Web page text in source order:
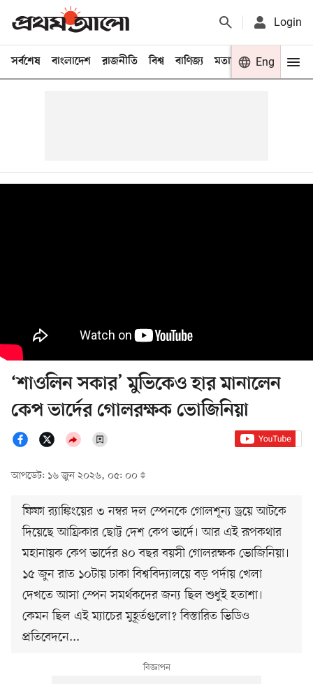
Login
সর্বশেষ বাংলাদেশ রাজনীতি বিশ্ব বাণিজ্য মতামত খেলা
Eng
‘শাওলিন সকার’ মুভিকেও হার মানালেন
কেপ ভার্দের গোলরক্ষক ভোজিনিয়া
আপডেট: ১৬ জুন ২০২৬, ০৫: ০০
ফিফা র‍্যাঙ্কিংয়ের ৩ নম্বর দল স্পেনকে গোলশূন্য ড্রয়ে আটকে
দিয়েছে আফ্রিকার ছোট্ট দেশ কেপ ভার্দে। আর এই রূপকথার
মহানায়ক কেপ ভার্দের ৪০ বছর বয়সী গোলরক্ষক ভোজিনিয়া।
১৫ জুন রাত ১০টায় ঢাকা বিশ্ববিদ্যালয়ে বড় পর্দায় খেলা
দেখতে আসা স্পেন সমর্থকদের জন্য ছিল শুধুই হতাশা।
কেমন ছিল এই ম্যাচের মুহূর্তগুলো? বিস্তারিত ভিডিও
প্রতিবেদনে...